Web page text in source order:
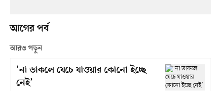
আগের পর্ব
আরও পড়ুন
‘না ডাকলে যেচে যাওয়ার কোনো ইচ্ছে
নেই’